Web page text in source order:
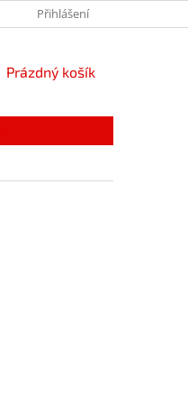
NAPIŠTE NÁM
Přihlášení
NÁKUPNÍ
Prázdný košík